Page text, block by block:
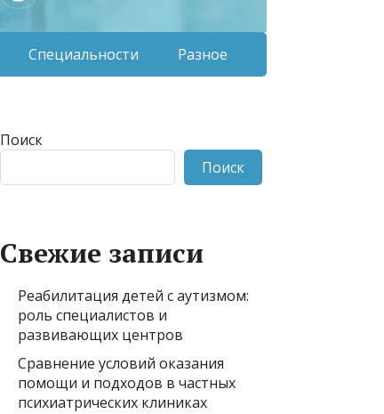
Специальности Разное
Поиск
Поиск
Свежие записи
Реабилитация детей с аутизмом:
роль специалистов и
развивающих центров
Сравнение условий оказания
помощи и подходов в частных
психиатрических клиниках